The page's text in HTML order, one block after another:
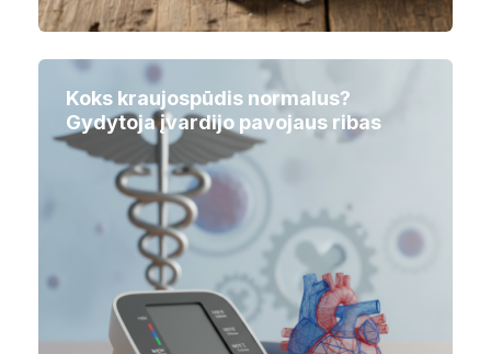
Koks kraujospūdis normalus?
Gydytoja įvardijo pavojaus ribas